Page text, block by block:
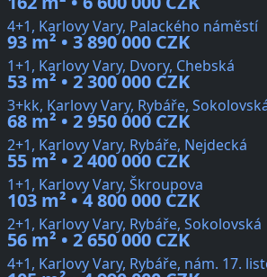
4+1, Karlovy Vary, Palackého náměstí
93 m² • 3 890 000 CZK
1+1, Karlovy Vary, Dvory, Chebská
53 m² • 2 300 000 CZK
3+kk, Karlovy Vary, Rybáře,
68 m² • 2 950 000 CZK
2+1, Karlovy Vary, Rybáře, Nejdecká
55 m² • 2 400 000 CZK
1+1, Karlovy Vary, Škroupova
103 m² • 4 800 000 CZK
2+1, Karlovy Vary, Rybáře, Sokolovská
56 m² • 2 650 000 CZK
4+1, Karlovy Vary, Rybáře, nám. 17.